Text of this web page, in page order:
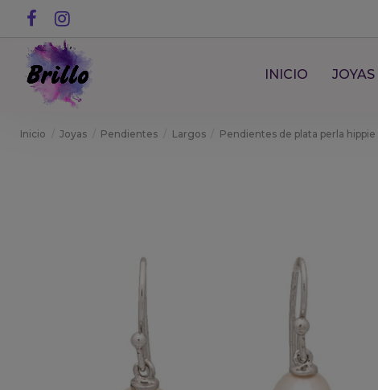
INICIO JOYAS
Inicio Joyas Pendientes Largos Pendientes de plata perla hippie